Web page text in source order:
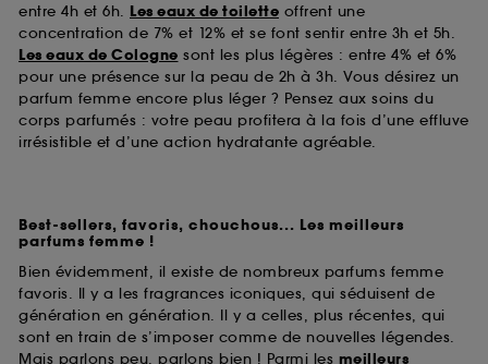
entre 4h et 6h. Les eaux de toilette offrent une
concentration de 7% et 12% et se font sentir entre 3h et 5h.
Les eaux de Cologne sont les plus légères : entre 4% et 6%
pour une présence sur la peau de 2h à 3h. Vous désirez un
parfum femme encore plus léger ? Pensez aux soins du
corps parfumés : votre peau profitera à la fois d’une effluve
irrésistible et d’une action hydratante agréable.
Best-sellers, favoris, chouchous... Les meilleurs
parfums femme !
Bien évidemment, il existe de nombreux parfums femme
favoris. Il y a les fragrances iconiques, qui séduisent de
génération en génération. Il y a celles, plus récentes, qui
sont en train de s’imposer comme de nouvelles légendes.
Mais parlons peu, parlons bien ! Parmi les meilleurs